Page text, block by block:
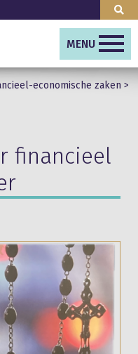
MENU
economische zaken >
financieel